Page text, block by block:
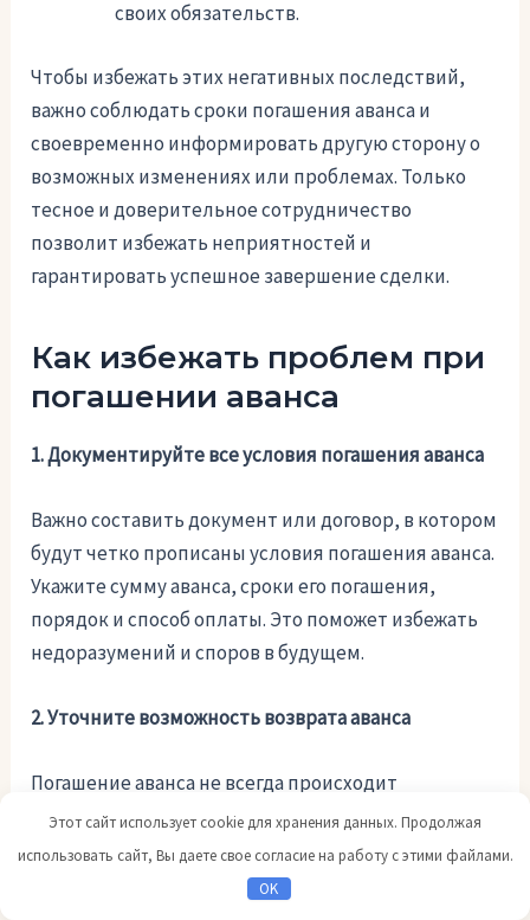
своих обязательств.
Чтобы избежать этих негативных последствий,
важно соблюдать сроки погашения аванса и
своевременно информировать другую сторону о
возможных изменениях или проблемах. Только
тесное и доверительное сотрудничество
позволит избежать неприятностей и
гарантировать успешное завершение сделки.
Как избежать проблем при
погашении аванса
1. Документируйте все условия погашения аванса
Важно составить документ или договор, в котором
будут четко прописаны условия погашения аванса.
Укажите сумму аванса, сроки его погашения,
порядок и способ оплаты. Это поможет избежать
недоразумений и споров в будущем.
2. Уточните возможность возврата аванса
Погашение аванса не всегда происходит
полностью. Если поставщик не выполнит условия
договора, заказчик может потребовать возврат
аванса. Обсудите эту возможность заранее и
Этот сайт использует cookie для хранения данных. Продолжая
использовать сайт, Вы даете свое согласие на работу с этими файлами.
OK